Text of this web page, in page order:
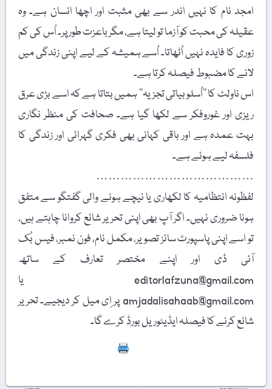
امجد نام کا نہیں اندر سے بھی مثبت اور اچھا انسان ہے۔ وہ
عقیلہ کی محبت کو آزما تو لیتا ہے، مگر باعزت طور پر۔ اُس کی کم
زوری کا فایدہ نہیں اُٹھاتا۔ اُسے ہمیشہ کے لیے اپنی زندگی میں
لانے کا مضبوط فیصلہ کرتا ہے۔
اس ناولٹ کا ’’اُسلوبیاتی تجزیہ‘‘ ہمیں بتاتا ہے کہ اسے بڑی عرق
ریزی اور غوروفکر سے لکھا گیا ہے۔ صحافت کی منظر نگاری
بہت عمدہ ہے اور باقی کہانی بھی فکری گہرائی اور زندگی کا
فلسفہ لیے ہوئے ہے۔
…………………………………
لفظونہ انتظامیہ کا لکھاری یا نیچے ہونے والی گفتگو سے متفق
ہونا ضروری نہیں۔ اگر آپ بھی اپنی تحریر شائع کروانا چاہتے ہیں،
تو اسے اپنی پاسپورٹ سائز تصویر، مکمل نام، فون نمبر، فیس بُک
آئی ڈی اور اپنے مختصر تعارف کے ساتھ
editorlafzuna@gmail.com یا
amjadalisahaab@gmail.com پر اِی میل کر دیجیے۔ تحریر
شائع کرنے کا فیصلہ ایڈیٹوریل بورڈ کرے گا۔